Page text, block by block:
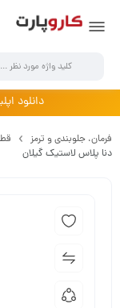
دانلود
فرمان،‌ جلوبندی و ترمز
دنا پلاس لاستیک گیلان